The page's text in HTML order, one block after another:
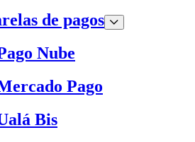
de pagos
Nube
Pago
Bis